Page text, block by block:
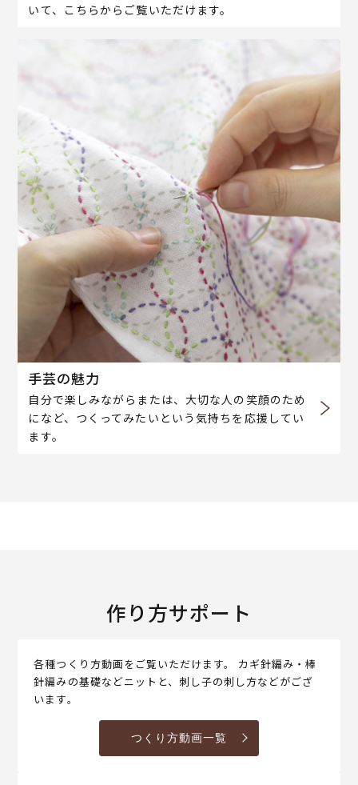
いて、こちらからご覧いただけます。
手芸の魅力
自分で楽しみながらまたは、大切な人の笑顔のため
になど、つくってみたいという気持ちを応援してい
ます。
作り方サポート
各種つくり方動画をご覧いただけます。 カギ針編み・棒
針編みの基礎などニットと、刺し子の刺し方などがござ
います。
つくり方動画一覧